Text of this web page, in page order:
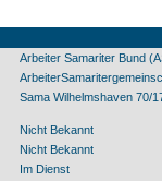
Arbeiter Samariter Bund
Sama Wilhelmshaven 70/
Nicht Bekannt
Nicht Bekannt
Im Dienst